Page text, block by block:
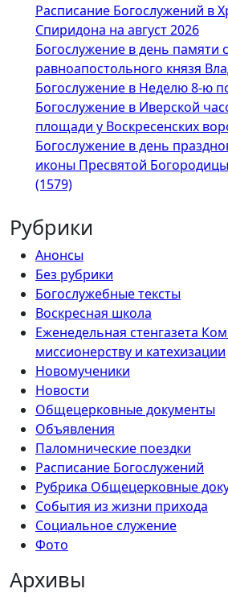
Расписание Богослужений в
Спиридона на август 2026
Богослужение в день памяти
равноапостольного князя
Богослужение в Неделю 8-ю
Богослужение в Иверской
площади у Воскресенских
Богослужение в день
иконы Пресвятой
(1579)
Рубрики
Анонсы
Без рубрики
Богослужебные тексты
Воскресная школа
Еженедельная стенгазета
миссионерству и катехизации
Новомученики
Новости
Общецерковные документы
Объявления
Паломнические поездки
Расписание Богослужений
Рубрика Общецерковные
События из жизни прихода
Социальное служение
Фото
Архивы